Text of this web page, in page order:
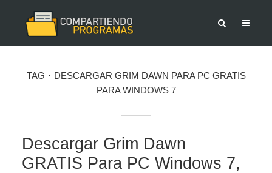
TAG
DESCARGAR GRIM DAWN PARA PC GRATIS
PARA WINDOWS 7
Descargar Grim Dawn
GRATIS Para PC Windows 7,